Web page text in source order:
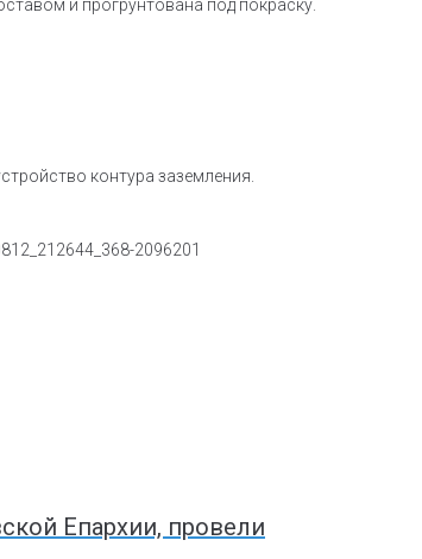
и прогрунтована под покраску.
контура заземления.
Епархии, провели